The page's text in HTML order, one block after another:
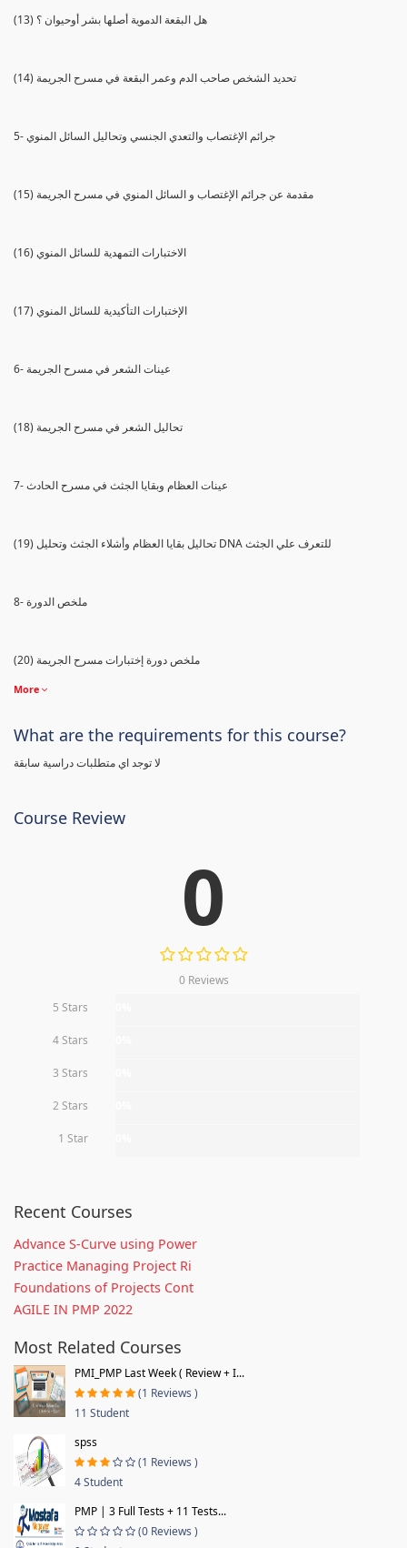
(13) هل البقعة الدموية أصلها بشر أوحيوان ؟
(14) تحديد الشخص صاحب الدم وعمر البقعة في مسرح الجريمة
5- جرائم الإغتصاب والتعدي الجنسي وتحاليل السائل المنوي
(15) مقدمة عن جرائم الإغتصاب و السائل المنوي في مسرح الجريمة
(16) الاختبارات التمهدية للسائل المنوي
(17) الإختبارات التأكيدية للسائل المنوي
6- عينات الشعر في مسرح الجريمة
(18) تحاليل الشعر في مسرح الجريمة
7- عينات العظام وبقايا الجثث في مسرح الحادث
(19) تحاليل بقايا العظام وأشلاء الجثث وتحليل DNA للتعرف علي الجثث
8- ملخص الدورة
(20) ملخص دورة إختبارات مسرح الجريمة
More
What are the requirements for this course?
لا توجد اي متطلبات دراسية سابقة
Course Review
0
0 Reviews
5 Stars
4 Stars
3 Stars
2 Stars
1 Star
Recent Courses
Advance S-Curve using Power
Practice Managing Project Ri
Foundations of Projects Cont
AGILE IN PMP 2022
Most Related Courses
PMI_PMP Last Week ( Review + I...
(1 Reviews )
11 Student
spss
(1 Reviews )
4 Student
PMP | 3 Full Tests + 11 Tests...
(0 Reviews )